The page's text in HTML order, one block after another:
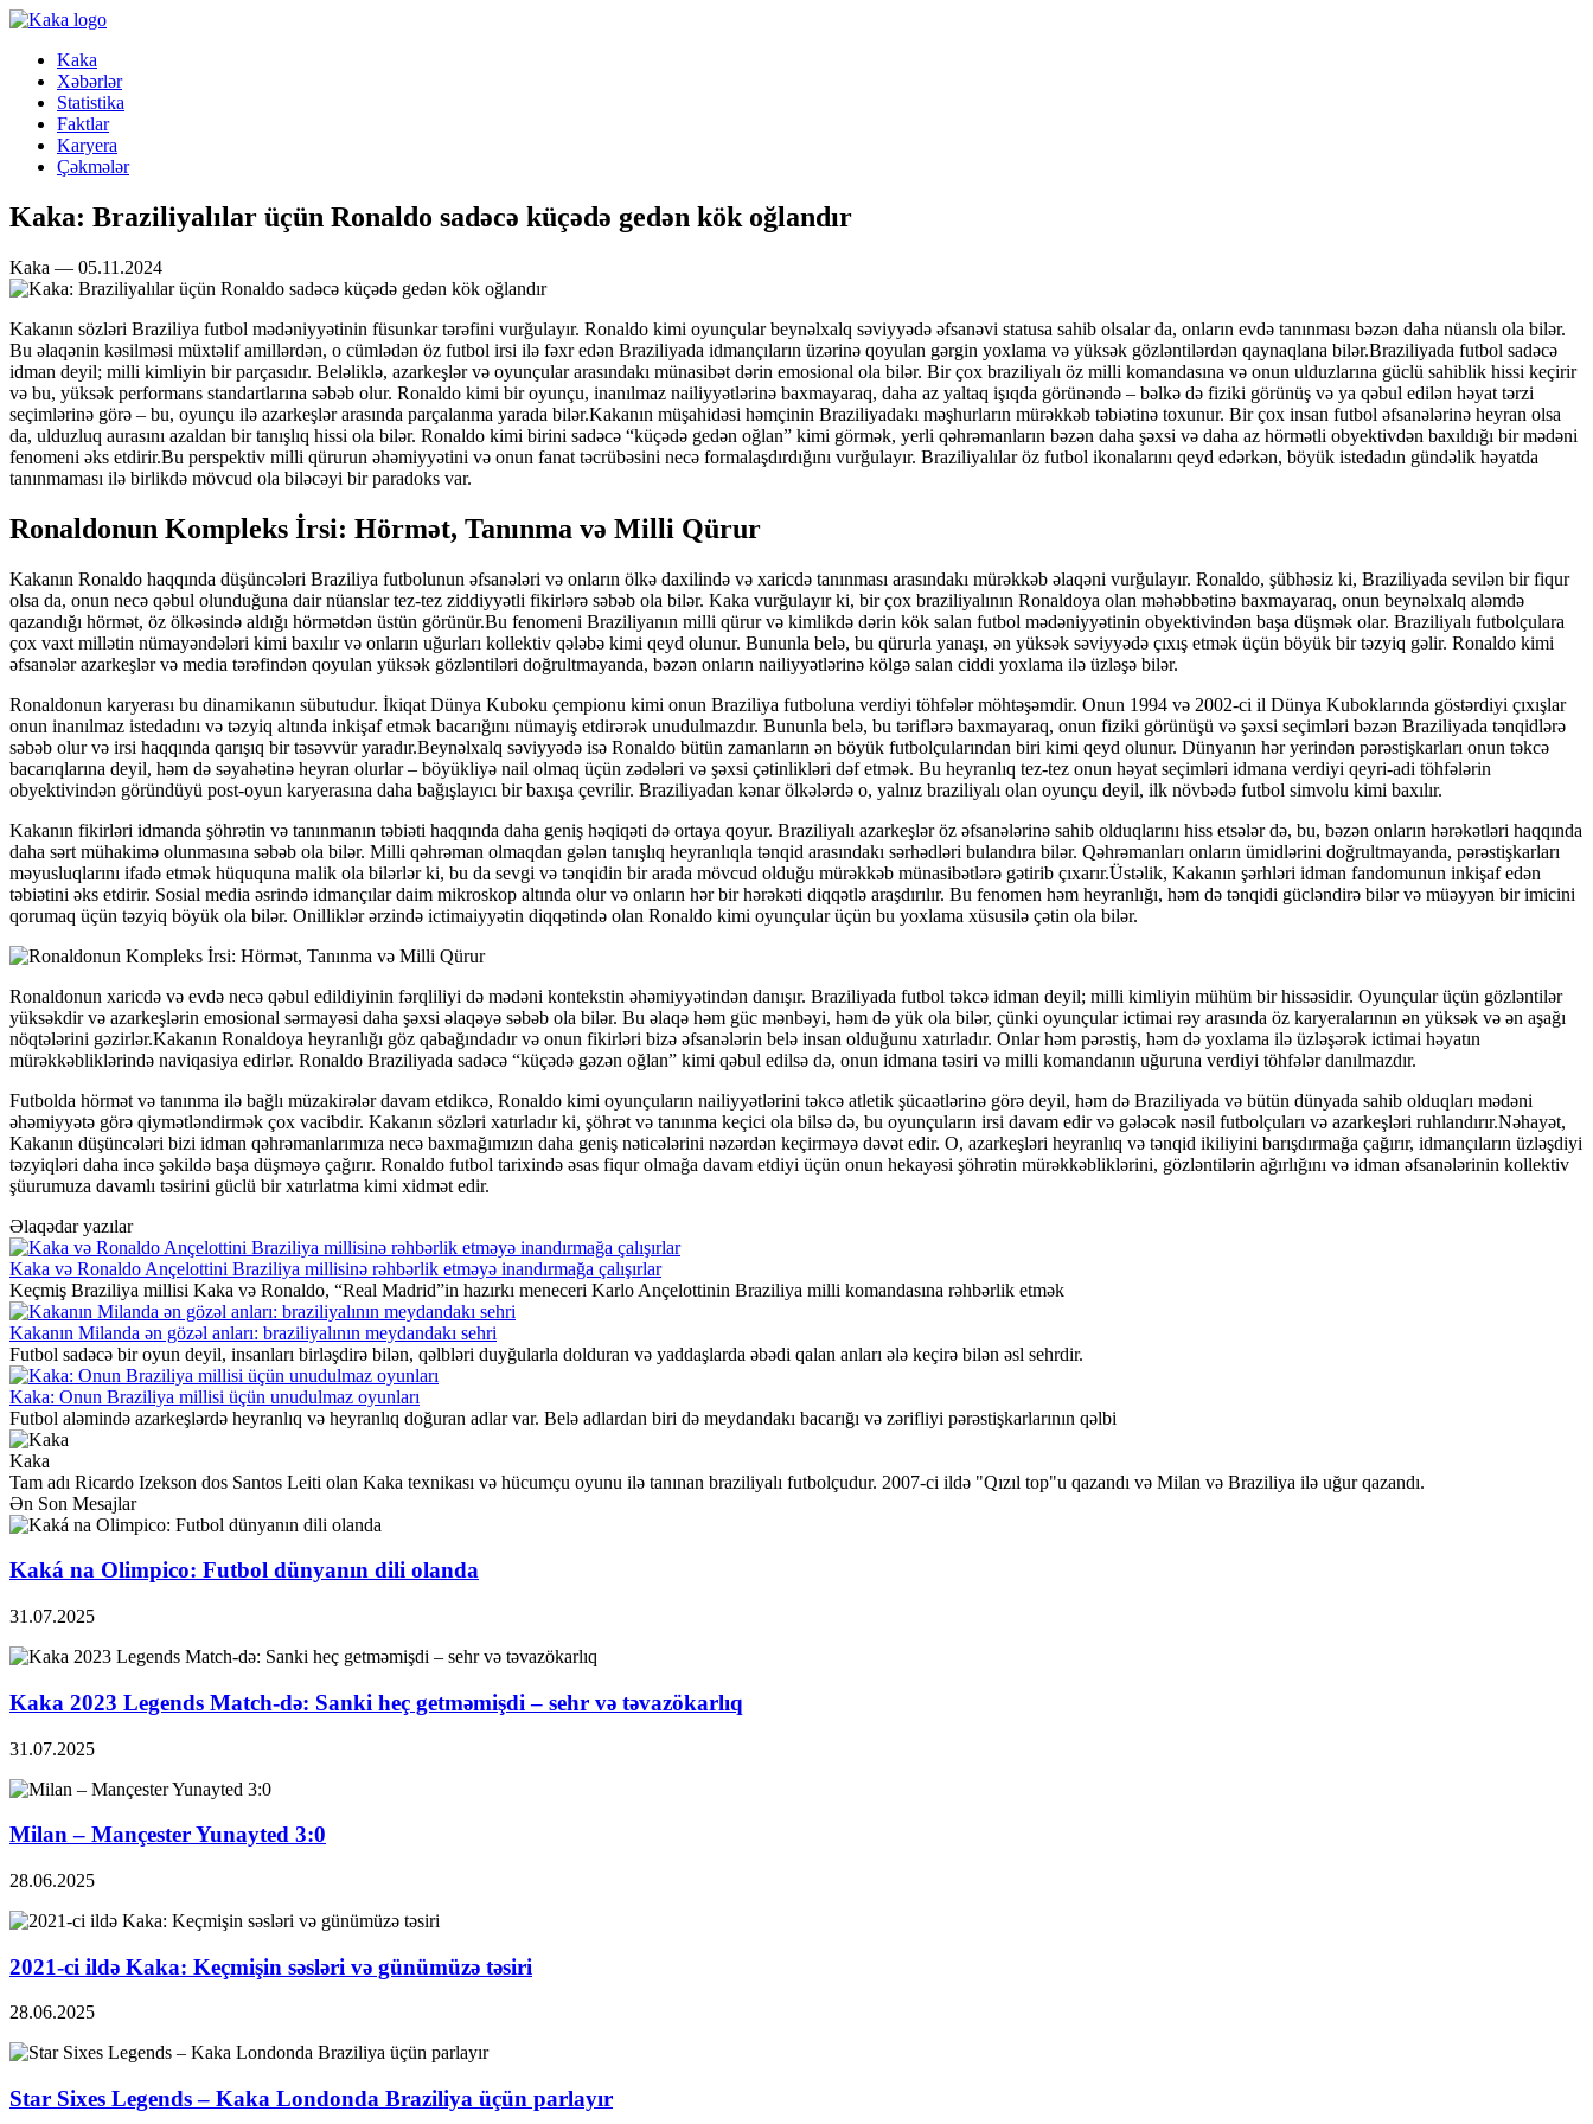
Kaka
Xəbərlər
Statistika
Faktlar
Karyera
Çəkmələr
Kaka: Braziliyalılar üçün Ronaldo sadəcə küçədə gedən kök oğlandır
Kaka — 05.11.2024
Kakanın sözləri Braziliya futbol mədəniyyətinin füsunkar tərəfini vurğulayır. Ronaldo kimi oyunçular beynəlxalq səviyyədə əfsanəvi statusa sahib olsalar da, onların evdə tanınması bəzən daha nüanslı ola bilər.
Bu əlaqənin kəsilməsi müxtəlif amillərdən, o cümlədən öz futbol irsi ilə fəxr edən Braziliyada idmançıların üzərinə qoyulan gərgin yoxlama və yüksək gözləntilərdən qaynaqlana bilər.Braziliyada futbol sadəcə
idman deyil; milli kimliyin bir parçasıdır. Beləliklə, azarkeşlər və oyunçular arasındakı münasibət dərin emosional ola bilər. Bir çox braziliyalı öz milli komandasına və onun ulduzlarına güclü sahiblik hissi keçirir
və bu, yüksək performans standartlarına səbəb olur. Ronaldo kimi bir oyunçu, inanılmaz nailiyyətlərinə baxmayaraq, daha az yaltaq işıqda görünəndə – bəlkə də fiziki görünüş və ya qəbul edilən həyat tərzi
seçimlərinə görə – bu, oyunçu ilə azarkeşlər arasında parçalanma yarada bilər.Kakanın müşahidəsi həmçinin Braziliyadakı məşhurların mürəkkəb təbiətinə toxunur. Bir çox insan futbol əfsanələrinə heyran olsa
da, ulduzluq aurasını azaldan bir tanışlıq hissi ola bilər. Ronaldo kimi birini sadəcə “küçədə gedən oğlan” kimi görmək, yerli qəhrəmanların bəzən daha şəxsi və daha az hörmətli obyektivdən baxıldığı bir mədəni
fenomeni əks etdirir.Bu perspektiv milli qürurun əhəmiyyətini və onun fanat təcrübəsini necə formalaşdırdığını vurğulayır. Braziliyalılar öz futbol ikonalarını qeyd edərkən, böyük istedadın gündəlik həyatda
tanınmaması ilə birlikdə mövcud ola biləcəyi bir paradoks var.
Ronaldonun Kompleks İrsi: Hörmət, Tanınma və Milli Qürur
Kakanın Ronaldo haqqında düşüncələri Braziliya futbolunun əfsanələri və onların ölkə daxilində və xaricdə tanınması arasındakı mürəkkəb əlaqəni vurğulayır. Ronaldo, şübhəsiz ki, Braziliyada sevilən bir fiqur
olsa da, onun necə qəbul olunduğuna dair nüanslar tez-tez ziddiyyətli fikirlərə səbəb ola bilər. Kaka vurğulayır ki, bir çox braziliyalının Ronaldoya olan məhəbbətinə baxmayaraq, onun beynəlxalq aləmdə
qazandığı hörmət, öz ölkəsində aldığı hörmətdən üstün görünür.Bu fenomeni Braziliyanın milli qürur və kimlikdə dərin kök salan futbol mədəniyyətinin obyektivindən başa düşmək olar. Braziliyalı futbolçulara
çox vaxt millətin nümayəndələri kimi baxılır və onların uğurları kollektiv qələbə kimi qeyd olunur. Bununla belə, bu qürurla yanaşı, ən yüksək səviyyədə çıxış etmək üçün böyük bir təzyiq gəlir. Ronaldo kimi
əfsanələr azarkeşlər və media tərəfindən qoyulan yüksək gözləntiləri doğrultmayanda, bəzən onların nailiyyətlərinə kölgə salan ciddi yoxlama ilə üzləşə bilər.
Ronaldonun karyerası bu dinamikanın sübutudur. İkiqat Dünya Kuboku çempionu kimi onun Braziliya futboluna verdiyi töhfələr möhtəşəmdir. Onun 1994 və 2002-ci il Dünya Kuboklarında göstərdiyi çıxışlar
onun inanılmaz istedadını və təzyiq altında inkişaf etmək bacarığını nümayiş etdirərək unudulmazdır. Bununla belə, bu təriflərə baxmayaraq, onun fiziki görünüşü və şəxsi seçimləri bəzən Braziliyada tənqidlərə
səbəb olur və irsi haqqında qarışıq bir təsəvvür yaradır.Beynəlxalq səviyyədə isə Ronaldo bütün zamanların ən böyük futbolçularından biri kimi qeyd olunur. Dünyanın hər yerindən pərəstişkarları onun təkcə
bacarıqlarına deyil, həm də səyahətinə heyran olurlar – böyükliyə nail olmaq üçün zədələri və şəxsi çətinlikləri dəf etmək. Bu heyranlıq tez-tez onun həyat seçimləri idmana verdiyi qeyri-adi töhfələrin
obyektivindən göründüyü post-oyun karyerasına daha bağışlayıcı bir baxışa çevrilir. Braziliyadan kənar ölkələrdə o, yalnız braziliyalı olan oyunçu deyil, ilk növbədə futbol simvolu kimi baxılır.
Kakanın fikirləri idmanda şöhrətin və tanınmanın təbiəti haqqında daha geniş həqiqəti də ortaya qoyur. Braziliyalı azarkeşlər öz əfsanələrinə sahib olduqlarını hiss etsələr də, bu, bəzən onların hərəkətləri haqqında
daha sərt mühakimə olunmasına səbəb ola bilər. Milli qəhrəman olmaqdan gələn tanışlıq heyranlıqla tənqid arasındakı sərhədləri bulandıra bilər. Qəhrəmanları onların ümidlərini doğrultmayanda, pərəstişkarları
məyusluqlarını ifadə etmək hüququna malik ola bilərlər ki, bu da sevgi və tənqidin bir arada mövcud olduğu mürəkkəb münasibətlərə gətirib çıxarır.Üstəlik, Kakanın şərhləri idman fandomunun inkişaf edən
təbiətini əks etdirir. Sosial media əsrində idmançılar daim mikroskop altında olur və onların hər bir hərəkəti diqqətlə araşdırılır. Bu fenomen həm heyranlığı, həm də tənqidi gücləndirə bilər və müəyyən bir imicini
qorumaq üçün təzyiq böyük ola bilər. Onilliklər ərzində ictimaiyyətin diqqətində olan Ronaldo kimi oyunçular üçün bu yoxlama xüsusilə çətin ola bilər.
Ronaldonun xaricdə və evdə necə qəbul edildiyinin fərqliliyi də mədəni kontekstin əhəmiyyətindən danışır. Braziliyada futbol təkcə idman deyil; milli kimliyin mühüm bir hissəsidir. Oyunçular üçün gözləntilər
yüksəkdir və azarkeşlərin emosional sərmayəsi daha şəxsi əlaqəyə səbəb ola bilər. Bu əlaqə həm güc mənbəyi, həm də yük ola bilər, çünki oyunçular ictimai rəy arasında öz karyeralarının ən yüksək və ən aşağı
nöqtələrini gəzirlər.Kakanın Ronaldoya heyranlığı göz qabağındadır və onun fikirləri bizə əfsanələrin belə insan olduğunu xatırladır. Onlar həm pərəstiş, həm də yoxlama ilə üzləşərək ictimai həyatın
mürəkkəbliklərində naviqasiya edirlər. Ronaldo Braziliyada sadəcə “küçədə gəzən oğlan” kimi qəbul edilsə də, onun idmana təsiri və milli komandanın uğuruna verdiyi töhfələr danılmazdır.
Futbolda hörmət və tanınma ilə bağlı müzakirələr davam etdikcə, Ronaldo kimi oyunçuların nailiyyətlərini təkcə atletik şücaətlərinə görə deyil, həm də Braziliyada və bütün dünyada sahib olduqları mədəni
əhəmiyyətə görə qiymətləndirmək çox vacibdir. Kakanın sözləri xatırladır ki, şöhrət və tanınma keçici ola bilsə də, bu oyunçuların irsi davam edir və gələcək nəsil futbolçuları və azarkeşləri ruhlandırır.Nəhayət,
Kakanın düşüncələri bizi idman qəhrəmanlarımıza necə baxmağımızın daha geniş nəticələrini nəzərdən keçirməyə dəvət edir. O, azarkeşləri heyranlıq və tənqid ikiliyini barışdırmağa çağırır, idmançıların üzləşdiyi
təzyiqləri daha incə şəkildə başa düşməyə çağırır. Ronaldo futbol tarixində əsas fiqur olmağa davam etdiyi üçün onun hekayəsi şöhrətin mürəkkəbliklərini, gözləntilərin ağırlığını və idman əfsanələrinin kollektiv
şüurumuza davamlı təsirini güclü bir xatırlatma kimi xidmət edir.
Əlaqədar yazılar
Kaka və Ronaldo Ançelottini Braziliya millisinə rəhbərlik etməyə inandırmağa çalışırlar
Keçmiş Braziliya millisi Kaka və Ronaldo, “Real Madrid”in hazırkı meneceri Karlo Ançelottinin Braziliya milli komandasına rəhbərlik etmək
Kakanın Milanda ən gözəl anları: braziliyalının meydandakı sehri
Futbol sadəcə bir oyun deyil, insanları birləşdirə bilən, qəlbləri duyğularla dolduran və yaddaşlarda əbədi qalan anları ələ keçirə bilən əsl sehrdir.
Kaka: Onun Braziliya millisi üçün unudulmaz oyunları
Futbol aləmində azarkeşlərdə heyranlıq və heyranlıq doğuran adlar var. Belə adlardan biri də meydandakı bacarığı və zərifliyi pərəstişkarlarının qəlbi
Kaka
Tam adı Ricardo Izekson dos Santos Leiti olan Kaka texnikası və hücumçu oyunu ilə tanınan braziliyalı futbolçudur. 2007-ci ildə "Qızıl top"u qazandı və Milan və Braziliya ilə uğur qazandı.
Ən Son Mesajlar
Kaká na Olimpico: Futbol dünyanın dili olanda
31.07.2025
Kaka 2023 Legends Match-də: Sanki heç getməmişdi – sehr və təvazökarlıq
31.07.2025
Milan – Mançester Yunayted 3:0
28.06.2025
2021-ci ildə Kaka: Keçmişin səsləri və günümüzə təsiri
28.06.2025
Star Sixes Legends – Kaka Londonda Braziliya üçün parlayır